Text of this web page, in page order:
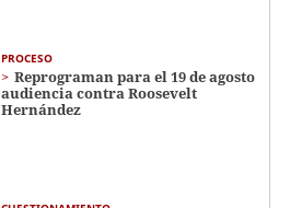
PROCESO
Reprograman para el 19 de agosto
audiencia contra Roosevelt
Hernández